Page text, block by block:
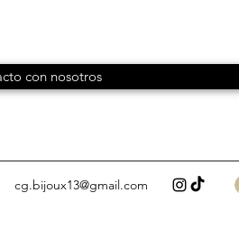
con nosotros
cg.bijoux13@gmail.com